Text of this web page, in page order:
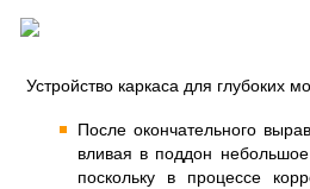
Устройство каркаса для глубоких
После окончательного
вливая в поддон
поскольку в процессе